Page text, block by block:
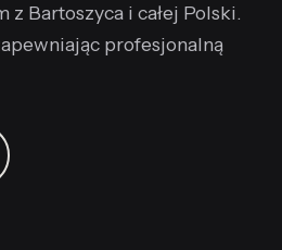
Bartoszyca i całej Polski.
profesjonalną